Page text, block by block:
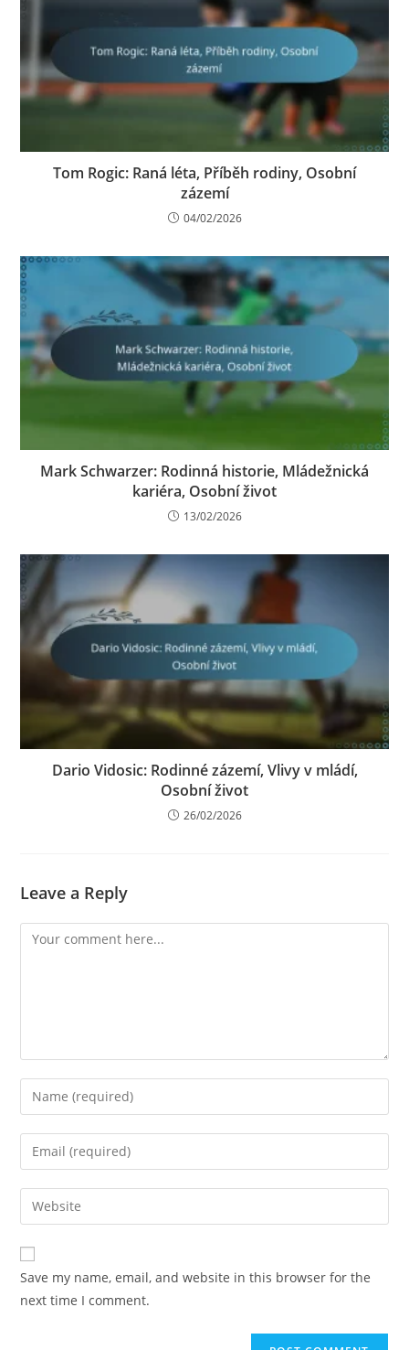
Tom Rogic: Raná léta, Příběh rodiny, Osobní
zázemí
04/02/2026
Mark Schwarzer: Rodinná historie, Mládežnická
kariéra, Osobní život
13/02/2026
Dario Vidosic: Rodinné zázemí, Vlivy v mládí,
Osobní život
26/02/2026
Leave a Reply
Comment
Enter
your
name
comment
Enter
your
email
address
comment
Enter
your
website
URL
(optional)
Save my name, email, and website in this browser for the
next time I comment.